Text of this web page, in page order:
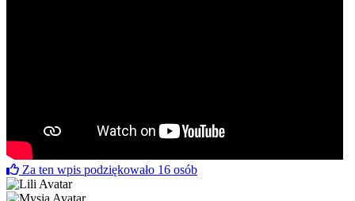
Za ten wpis podziękowało 16 osób